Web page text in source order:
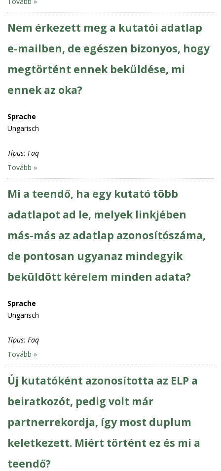
Nem érkezett meg a kutatói adatlap
e-mailben, de egészen bizonyos, hogy
megtörtént ennek beküldése, mi
ennek az oka?
Sprache
Ungarisch
Típus: Faq
Tovább »
Mi a teendő, ha egy kutató több
adatlapot ad le, melyek linkjében
más-más az adatlap azonosítószáma,
de pontosan ugyanaz mindegyik
beküldött kérelem minden adata?
Sprache
Ungarisch
Típus: Faq
Tovább »
Új kutatóként azonosította az ELP a
beiratkozót, pedig volt már
partnerrekordja, így most duplum
keletkezett. Miért történt ez és mi a
teendő?